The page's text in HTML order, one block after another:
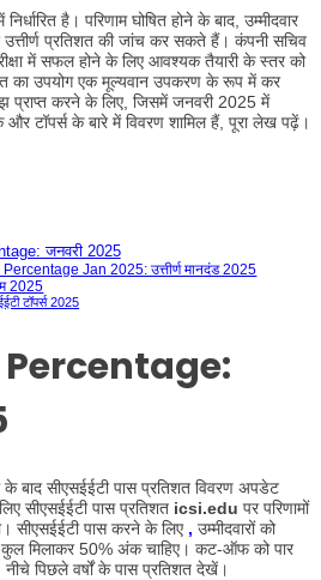
है। परिणाम घोषित होने के बाद, उम्मीदवार
प्रतिशत की जांच कर सकते हैं। कंपनी सचिव
में सफल होने के लिए आवश्यक तैयारी के स्तर को
का उपयोग एक मूल्यवान उपकरण के रूप में कर
करने के लिए, जिसमें जनवरी 2025 में
टॉपर्स के बारे में विवरण शामिल हैं, पूरा लेख पढ़ें।
जनवरी 2025
Jan 2025: उत्तीर्ण मानदंड 2025
2025
टॉपर्स 2025
Percentage:
बाद सीएसईईटी पास प्रतिशत विवरण अपडेट
सीएसईईटी पास प्रतिशत icsi.edu पर परिणामों
सीएसईईटी पास करने के लिए , उम्मीदवारों को
मिलाकर 50% अंक चाहिए। कट-ऑफ को पार
नीचे पिछले वर्षों के पास प्रतिशत देखें।